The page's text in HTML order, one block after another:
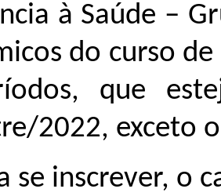
à Saúde –
do curso
que
2022, exceto
se inscrever, o